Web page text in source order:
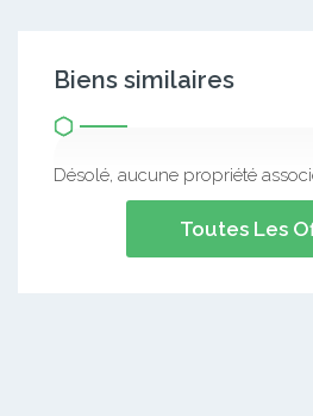
Biens similaires
Désolé, aucune propriété
Toutes Les